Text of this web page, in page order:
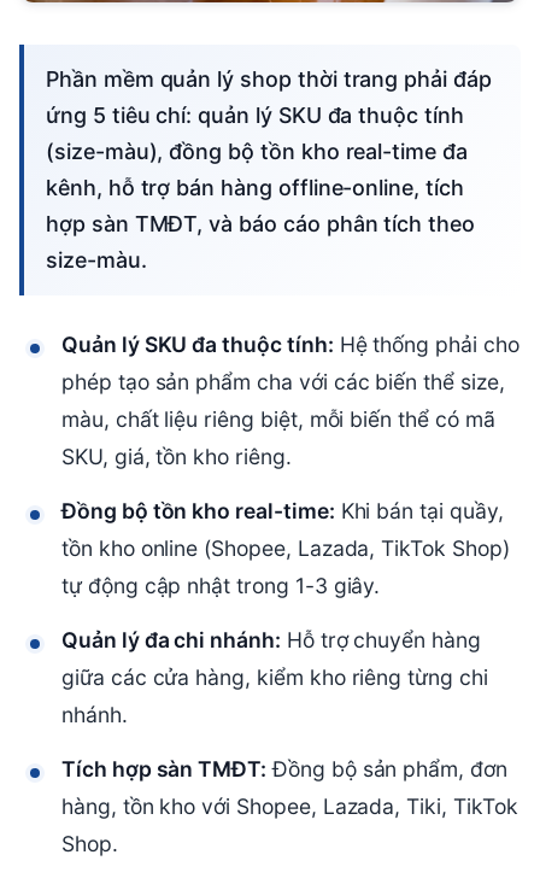
Phần mềm quản lý shop thời trang phải đáp
ứng 5 tiêu chí: quản lý SKU đa thuộc tính
(size-màu), đồng bộ tồn kho real-time đa
kênh, hỗ trợ bán hàng offline-online, tích
hợp sàn TMĐT, và báo cáo phân tích theo
size-màu.
Quản lý SKU đa thuộc tính: Hệ thống phải cho
phép tạo sản phẩm cha với các biến thể size,
màu, chất liệu riêng biệt, mỗi biến thể có mã
SKU, giá, tồn kho riêng.
Đồng bộ tồn kho real-time: Khi bán tại quầy,
tồn kho online (Shopee, Lazada, TikTok Shop)
tự động cập nhật trong 1-3 giây.
Quản lý đa chi nhánh: Hỗ trợ chuyển hàng
giữa các cửa hàng, kiểm kho riêng từng chi
nhánh.
Tích hợp sàn TMĐT: Đồng bộ sản phẩm, đơn
hàng, tồn kho với Shopee, Lazada, Tiki, TikTok
Shop.